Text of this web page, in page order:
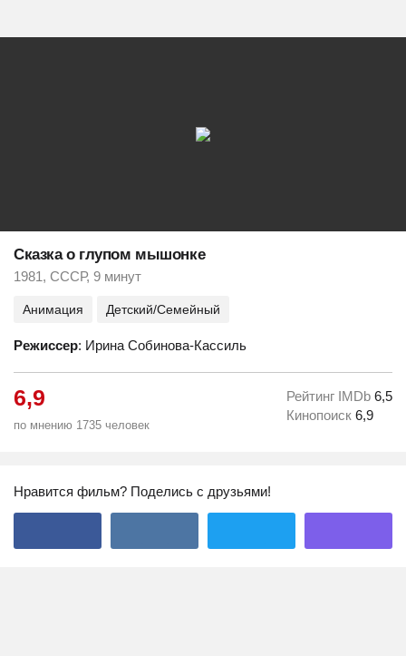
Сказка о глупом мышонке
1981, СССР, 9 минут
Анимация Детский/Семейный
Режиссер: Ирина Собинова-Кассиль
6,9
по мнению 1735 человек
Рейтинг IMDb 6,5
Кинопоиск 6,9
Нравится фильм? Поделись с друзьями!